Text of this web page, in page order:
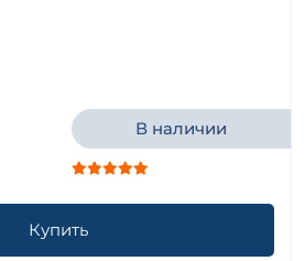
В наличии
Купить